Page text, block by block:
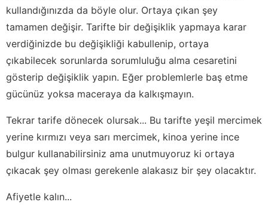
kullandığınızda da böyle olur. Ortaya çıkan şey
tamamen değişir. Tarifte bir değişiklik yapmaya karar
verdiğinizde bu değişikliği kabullenip, ortaya
çıkabilecek sorunlarda sorumluluğu alma cesaretini
gösterip değişiklik yapın. Eğer problemlerle baş etme
gücünüz yoksa maceraya da kalkışmayın.
Tekrar tarife dönecek olursak... Bu tarifte yeşil mercimek
yerine kırmızı veya sarı mercimek, kinoa yerine ince
bulgur kullanabilirsiniz ama unutmuyoruz ki ortaya
çıkacak şey olması gerekenle alakasız bir şey olacaktır.
Afiyetle kalın...